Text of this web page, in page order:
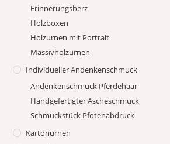
Erinnerungsherz
Holzboxen
Holzurnen mit Portrait
Massivholzurnen
Individueller Andenkenschmuck
Andenkenschmuck Pferdehaar
Handgefertigter Ascheschmuck
Schmuckstück Pfotenabdruck
Kartonurnen